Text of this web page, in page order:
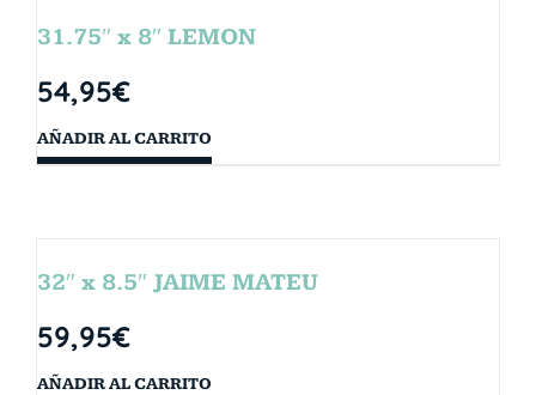
31.75″ x 8″ LEMON
54,95€
AÑADIR AL CARRITO
32″ x 8.5″ JAIME MATEU
59,95€
AÑADIR AL CARRITO